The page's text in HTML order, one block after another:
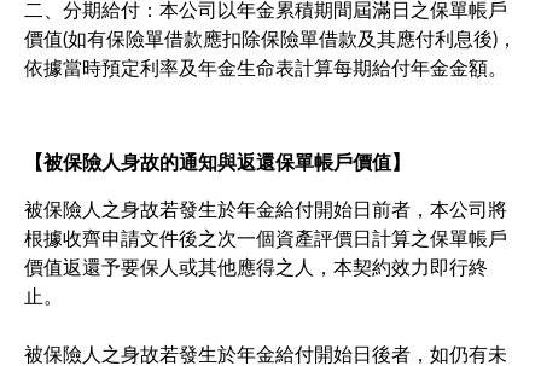
二、分期給付：本公司以年金累積期間屆滿日之保單帳戶
價值(如有保險單借款應扣除保險單借款及其應付利息後)，
依據當時預定利率及年金生命表計算每期給付年金金額。
【被保險人身故的通知與返還保單帳戶價值】
被保險人之身故若發生於年金給付開始日前者，本公司將
根據收齊申請文件後之次一個資產評價日計算之保單帳戶
價值返還予要保人或其他應得之人，本契約效力即行終
止。
被保險人之身故若發生於年金給付開始日後者，如仍有未